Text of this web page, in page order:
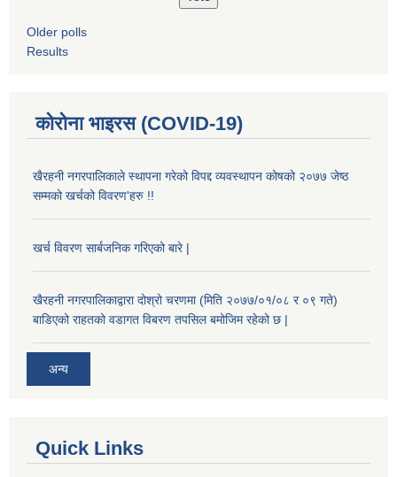
Older polls
Results
कोरोना भाइरस (COVID-19)
खैरहनी नगरपालिकाले स्थापना गरेको विपद्द व्यवस्थापन कोषको २०७७ जेष्ठ
सम्मको खर्चको विवरण'हरु !!
खर्च विवरण सार्बजनिक गरिएको बारे |
खैरहनी नगरपालिकाद्वारा दोश्रो चरणमा (मिति २०७७/०१/०८ र ०९ गते)
बाडिएको राहतको वडागत विबरण तपसिल बमोजिम रहेको छ |
अन्य
Quick Links